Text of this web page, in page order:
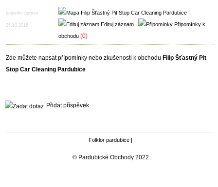
poslední úprava
25.10.2015
|
Edituj záznam|
Připomínky k
obchodu (0)
Zde můžete napsat přípomínky nebo zkušenosti k obchodu Filip Šťastný Pit
Stop Car Cleaning Pardubice
Přidat příspěvek
Folklor pardubice |
© Pardubické Obchody 2022